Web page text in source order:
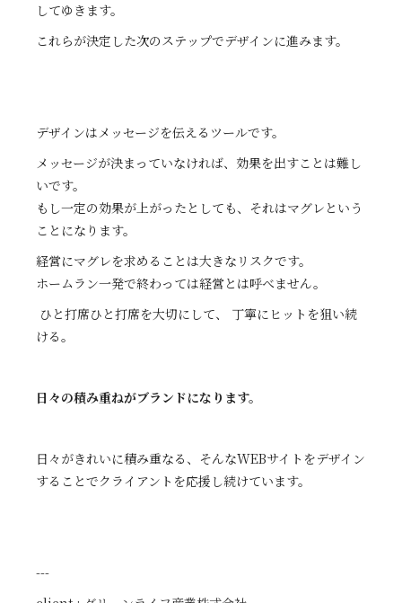
してゆきます。
これらが決定した次のステップでデザインに進みます。
デザインはメッセージを伝えるツールです。
メッセージが決まっていなければ、効果を出すことは難し
いです。
もし一定の効果が上がったとしても、それはマグレという
ことになります。
経営にマグレを求めることは大きなリスクです。
ホームラン一発で終わっては経営とは呼べません。
ひと打席ひと打席を大切にして、 丁寧にヒットを狙い続
ける。
日々の積み重ねがブランドになります。
日々がきれいに積み重なる、そんなWEBサイトをデザイン
することでクライアントを応援し続けています。
---